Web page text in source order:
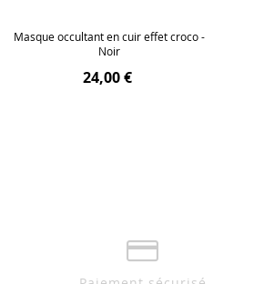
Masque occultant en cuir effet croco -
Noir
24,00 €